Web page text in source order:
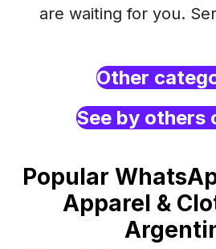
are waiting for you.
Other
See by others
Popular
Apparel &